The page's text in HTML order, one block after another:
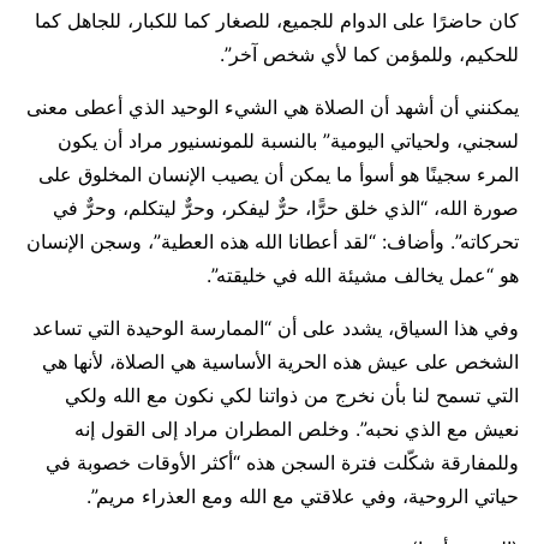
كان حاضرًا على الدوام للجميع، للصغار كما للكبار، للجاهل كما
للحكيم، وللمؤمن كما لأي شخص آخر”.
يمكنني أن أشهد أن الصلاة هي الشيء الوحيد الذي أعطى معنى
لسجني، ولحياتي اليومية” بالنسبة للمونسنيور مراد أن يكون
المرء سجينًا هو أسوأ ما يمكن أن يصيب الإنسان المخلوق على
صورة الله، “الذي خلق حرًّا، حرٌّ ليفكر، وحرٌّ ليتكلم، وحرٌّ في
تحركاته”. وأضاف: “لقد أعطانا الله هذه العطية”، وسجن الإنسان
هو “عمل يخالف مشيئة الله في خليقته”.
وفي هذا السياق، يشدد على أن “الممارسة الوحيدة التي تساعد
الشخص على عيش هذه الحرية الأساسية هي الصلاة، لأنها هي
التي تسمح لنا بأن نخرج من ذواتنا لكي نكون مع الله ولكي
نعيش مع الذي نحبه”. وخلص المطران مراد إلى القول إنه
وللمفارقة شكّلت فترة السجن هذه “أكثر الأوقات خصوبة في
حياتي الروحية، وفي علاقتي مع الله ومع العذراء مريم”.